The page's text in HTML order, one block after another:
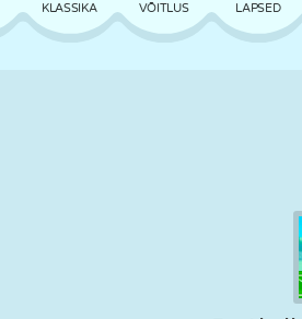
KLASSIKA VÕITLUS LAPSED